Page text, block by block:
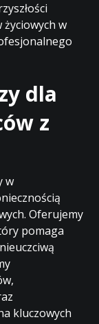
życiowych w
dla
z
w
Oferujemy
pomaga
kluczowych